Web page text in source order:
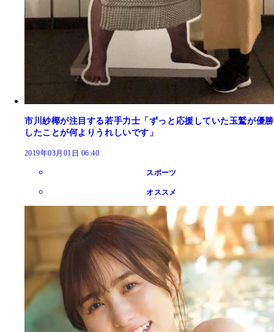
市川紗椰が注目する若手力士「ずっと応援していた玉鷲が優勝
したことが何よりうれしいです」
2019年03月01日 06:40
スポーツ
オススメ